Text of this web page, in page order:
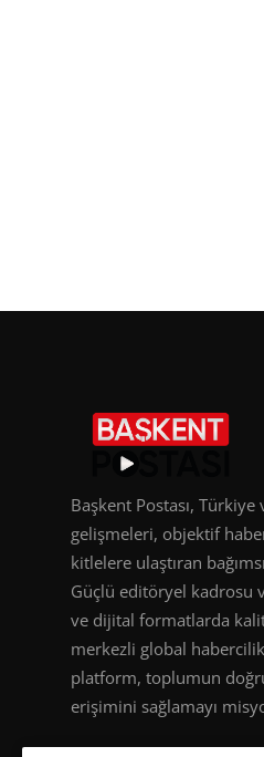
Başkent Postası,
gelişmeleri, objektif
kitlelere ulaştıran
Güçlü editöryel kadrosu
ve dijital formatlarda
merkezli global
platform, toplumun
erişimini sağlamayı